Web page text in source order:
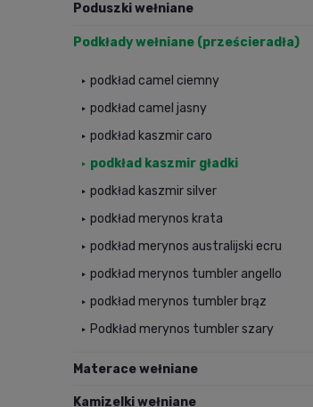
Poduszki wełniane
Podkłady wełniane (prześcieradła)
podkład camel ciemny
podkład camel jasny
podkład kaszmir caro
podkład kaszmir gładki
podkład kaszmir silver
podkład merynos krata
podkład merynos australijski ecru
podkład merynos tumbler angello
podkład merynos tumbler brąz
Podkład merynos tumbler szary
Materace wełniane
Kamizelki wełniane